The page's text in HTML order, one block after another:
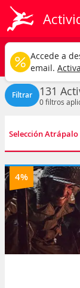
Alicante provincia
Cualquier tipo
Filtrar 131
0filtros
Selección Atrápalo
4%
Accede a
email.